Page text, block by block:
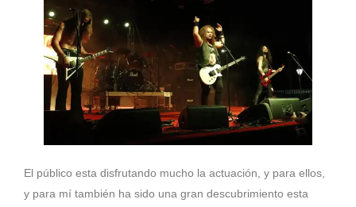
El público esta disfrutando mucho la actuación, y para ellos,
y para mí también ha sido una gran descubrimiento esta